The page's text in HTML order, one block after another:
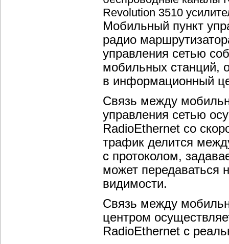
Revolution 3510
Мобильный пункт
радио
управления сетью
мобильных станций,
в информационный
Связь между
управления сетью
RadioEthernet со
трафик делится
с протоколом,
может передаваться
видимости.
Связь между
центром
RadioEthernet с